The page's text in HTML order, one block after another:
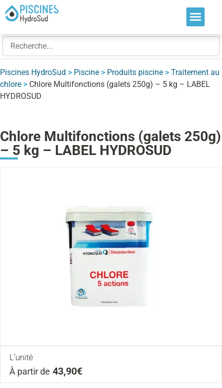
Piscines HydroSud > Piscine > Produits piscine > Traitement au
chlore > Chlore Multifonctions (galets 250g) – 5 kg – LABEL
HYDROSUD
Chlore Multifonctions (galets 250g)
– 5 kg – LABEL HYDROSUD
L’unité
À partir de 43,90€